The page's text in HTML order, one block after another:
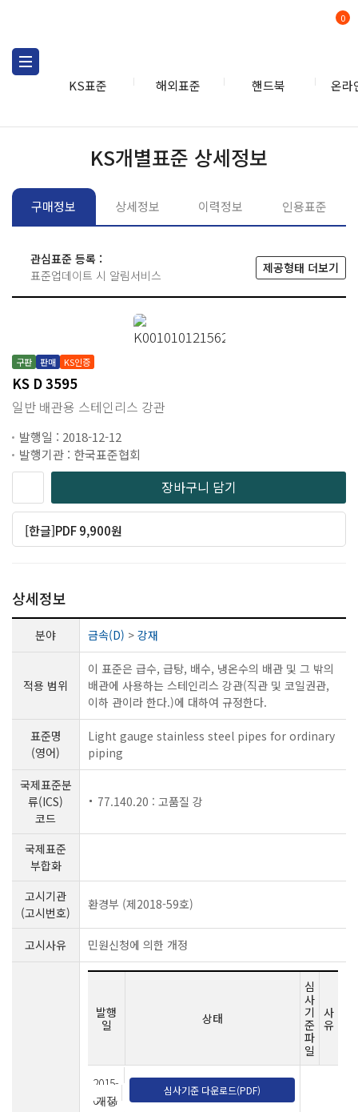
KS표준 해외표준 핸드북 온라
0
KS개별표준 상세정보
구매정보 상세정보 이력정보 인용표준
관심표준 등록 :
표준업데이트 시 알림서비스
제공형태 더보기
구판 판매 KS인증
KS D 3595
일반 배관용 스테인리스 강관
발행일 : 2018-12-12
발행기관 : 한국표준협회
장바구니 담기
[한글]PDF 9,900원
상세정보
분야 금속(D) > 강재
적용 범위
이 표준은 급수, 급탕, 배수, 냉온수의 배관 및 그 밖의
배관에 사용하는 스테인리스 강관(직관 및 코일권관,
이하 관이라 한다.)에 대하여 규정한다.
표준명
(영어)
Light gauge stainless steel pipes for ordinary
piping
국제표준분
류(ICS)
코드
77.140.20 : 고품질 강
국제표준
부합화
고시기관
(고시번호)
환경부 (제2018-59호)
고시사유 민원신청에 의한 개정
발행
일
상태
심
사
기
준
파
일
사
유
2015-
07-07
개정
심사기준 다운로드(PDF)